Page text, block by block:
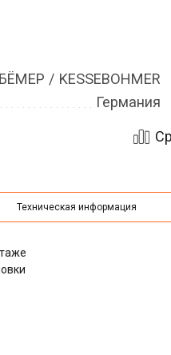
/ KESSEBOHMER
Германия
Техническая информация